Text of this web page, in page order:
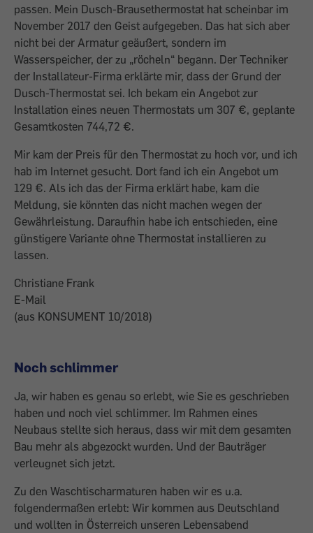
passen. Mein Dusch-Brausethermostat hat scheinbar im
November 2017 den Geist aufgegeben. Das hat sich aber
nicht bei der Armatur geäußert, sondern im
Wasserspeicher, der zu „röcheln“ begann. Der Techniker
der Installateur-Firma erklärte mir, dass der Grund der
Dusch-Thermostat sei. Ich bekam ein Angebot zur
Installation eines neuen Thermostats um 307 €, geplante
Gesamtkosten 744,72 €.
Mir kam der Preis für den Thermostat zu hoch vor, und ich
hab im Internet gesucht. Dort fand ich ein Angebot um
129 €. Als ich das der Firma erklärt habe, kam die
Meldung, sie könnten das nicht machen wegen der
Gewährleistung. Daraufhin habe ich entschieden, eine
günstigere Variante ohne Thermostat installieren zu
lassen.
Christiane Frank
E-Mail
(aus KONSUMENT 10/2018)
Noch schlimmer
Ja, wir haben es genau so erlebt, wie Sie es geschrieben
haben und noch viel schlimmer. Im Rahmen eines
Neubaus stellte sich heraus, dass wir mit dem gesamten
Bau mehr als abgezockt wurden. Und der Bauträger
verleugnet sich jetzt.
Zu den Waschtischarmaturen haben wir es u.a.
folgendermaßen erlebt: Wir kommen aus Deutschland
und wollten in Österreich unseren Lebensabend